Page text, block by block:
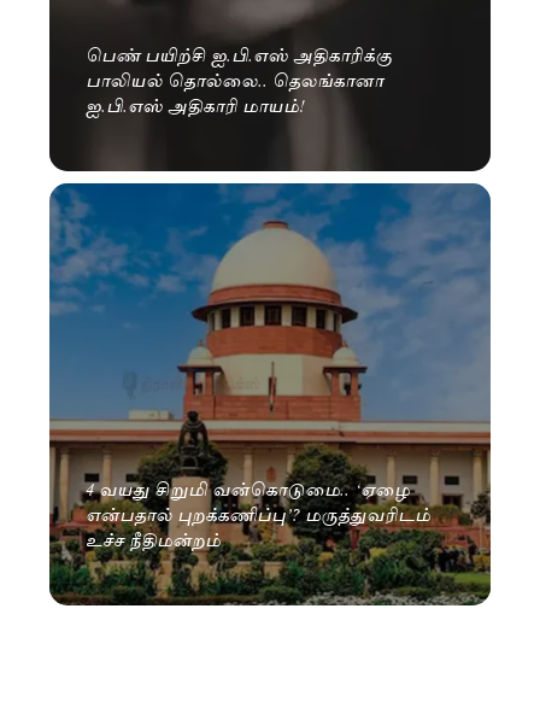
பெண் பயிற்சி ஐ.பி.எஸ் அதிகாரிக்கு
பாலியல் தொல்லை.. தெலங்கானா
ஐ.பி.எஸ் அதிகாரி மாயம்!
4 வயது சிறுமி வன்கொடுமை.. ‘ஏழை
என்பதால் புறக்கணிப்பு’? மருத்துவரிடம்
உச்ச நீதிமன்றம்